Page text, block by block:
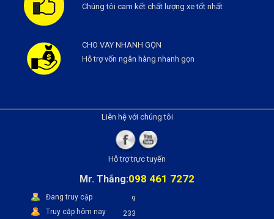
Chúng tôi cam kết chất lượng xe tốt nhất
CHO VAY NHANH GỌN
Hỗ trợ vốn ngân hàng nhanh gọn
Liên hệ với chúng tôi
Hỗ trợ trực tuyến
Mr. Thắng:098 461 7272
Đang truy cập
9
Truy cập hôm nay
233